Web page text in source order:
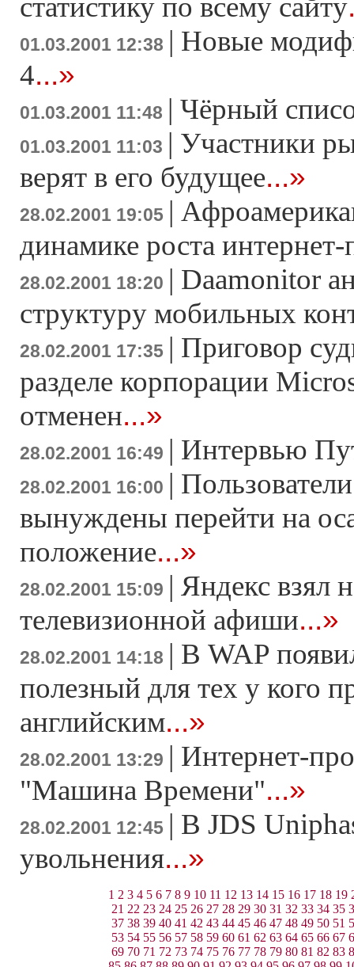
статистику по всему сайту
01.03.2001 12:38 | Новые
4...»
01.03.2001 11:48 | Чёрный
01.03.2001 11:03 | Участники
верят в его будущее...»
28.02.2001 19:05 |
динамике роста интернет-
28.02.2001 18:20 | Daamonitor
структуру мобильных
28.02.2001 17:35 | Приговор
разделе корпорации
отменен...»
28.02.2001 16:49 | Интервью
28.02.2001 16:00 |
вынуждены перейти на
положение...»
28.02.2001 15:09 | Яндекс взял
телевизионной афиши...»
28.02.2001 14:18 | В WAP
полезный для тех у кого
английским...»
28.02.2001 13:29 | Интернет-
"Машина Времени"...»
28.02.2001 12:45 | В JDS
увольнения...»
1 2 3 4 5 6 7 8 9 10 11 12 13 14 15 16 17 18 19
21 22 23 24 25 26 27 28 29 30 31 32 33 34 35
37 38 39 40 41 42 43 44 45 46 47 48 49 50 51
53 54 55 56 57 58 59 60 61 62 63 64 65 66 67
69 70 71 72 73 74 75 76 77 78 79 80 81 82 83